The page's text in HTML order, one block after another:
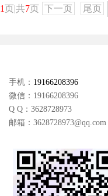
1页|共7页 下一页 尾页
手机： 19166208396
微信： 19166208396
Q Q： 3628728973
邮箱： 3628728973@qq.com